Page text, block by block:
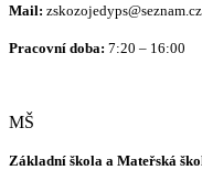
Mail: zskozojedyps@seznam.cz
Pracovní doba: 7:20 – 16:00
MŠ
Základní škola a Mateřská